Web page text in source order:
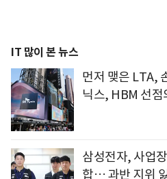
IT 많이 본 뉴스
먼저 맺은 LTA,
닉스, HBM 선점
삼성전자, 사업
합… 과반 지위